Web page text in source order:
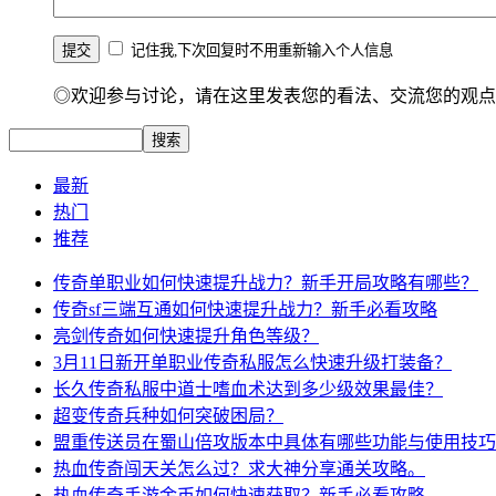
记住我,下次回复时不用重新输入个人信息
◎欢迎参与讨论，请在这里发表您的看法、交流您的观
最新
热门
推荐
传奇单职业如何快速提升战力？新手开局攻略有哪些？
传奇sf三端互通如何快速提升战力？新手必看攻略
亮剑传奇如何快速提升角色等级？
3月11日新开单职业传奇私服怎么快速升级打装备？
长久传奇私服中道士嗜血术达到多少级效果最佳？
超变传奇兵种如何突破困局？
盟重传送员在蜀山倍攻版本中具体有哪些功能与使用技
热血传奇闯天关怎么过？求大神分享通关攻略。